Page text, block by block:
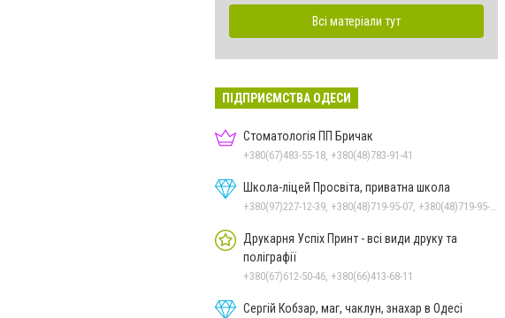
Всі матеріали тут
ПІДПРИЄМСТВА ОДЕСИ
Стоматологія ПП Бричак
+380(67)483-55-18, +380(48)783-91-41
Школа-ліцей Просвіта, приватна школа
Друкарня Успіх Принт - всі види друку та
поліграфії
+380(67)612-50-46, +380(66)413-68-11
Сергій Кобзар, маг, чаклун, знахар в Одесі